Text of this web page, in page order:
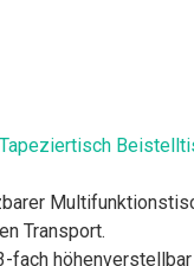
Transport.
höhenverstellbar